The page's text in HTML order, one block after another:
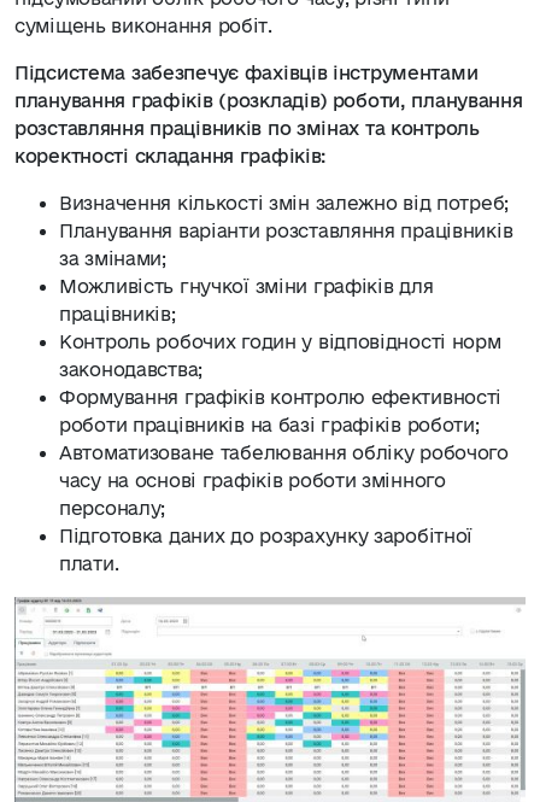
суміщень виконання робіт.
Підсистема забезпечує фахівців інструментами
планування графіків (розкладів) роботи, планування
розставляння працівників по змінах та контроль
коректності складання графіків:
Визначення кількості змін залежно від потреб;
Планування варіанти розставляння працівників
за змінами;
Можливість гнучкої зміни графіків для
працівників;
Контроль робочих годин у відповідності норм
законодавства;
Формування графіків контролю ефективності
роботи працівників на базі графіків роботи;
Автоматизоване табелювання обліку робочого
часу на основі графіків роботи змінного
персоналу;
Підготовка даних до розрахунку заробітної
плати.